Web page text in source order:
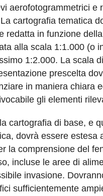
aerofotogrammetrici e
cartografia tematica
redatta in funzione
alla scala 1:1.000 (o
1:2.000. La scala di
prescelta
in maniera chiara
gli elementi
cartografia di base, e
dovrà essere estesa
la comprensione del
incluse le aree di
invasione.
sufficientemente